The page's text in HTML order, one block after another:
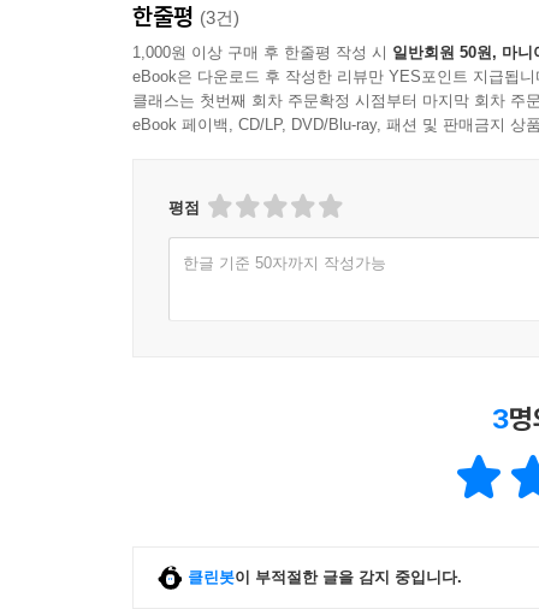
한줄평 (3건)
1,000원 이상 구매 후 한줄평 작성 시 일반회원 50원, 마니
eBook은 다운로드 후 작성한 리뷰만 YES포인트 지급됩니
클래스는 첫번째 회차 주문확정 시점부터 마지막 회차 주
eBook 페이백, CD/LP, DVD/Blu-ray, 패션 및 판매금지 상
평점
한글 기준 50자까지 작성가능
3
클린봇이 부적절한 글을 감지 중입니다.